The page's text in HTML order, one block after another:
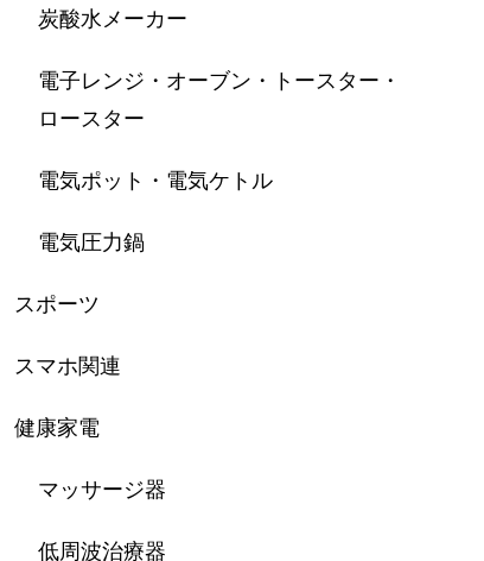
炭酸水メーカー
電子レンジ・オーブン・トースター・
ロースター
電気ポット・電気ケトル
電気圧力鍋
スポーツ
スマホ関連
健康家電
マッサージ器
低周波治療器